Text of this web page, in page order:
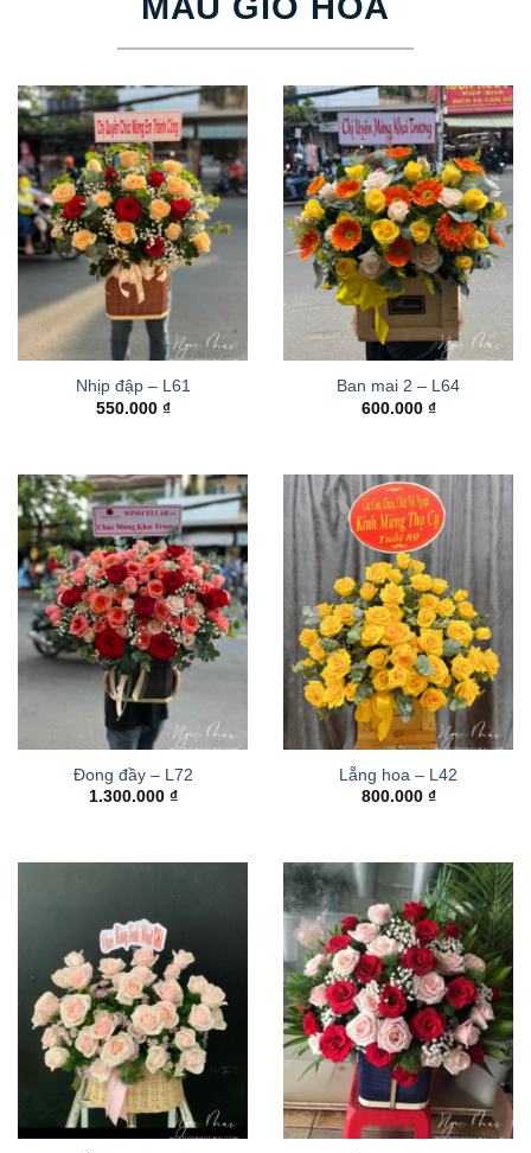
Nhịp đập – L61
550.000 ₫
Ban mai 2 – L64
600.000 ₫
Đong đầy – L72
1.300.000 ₫
Lẵng hoa – L42
800.000 ₫